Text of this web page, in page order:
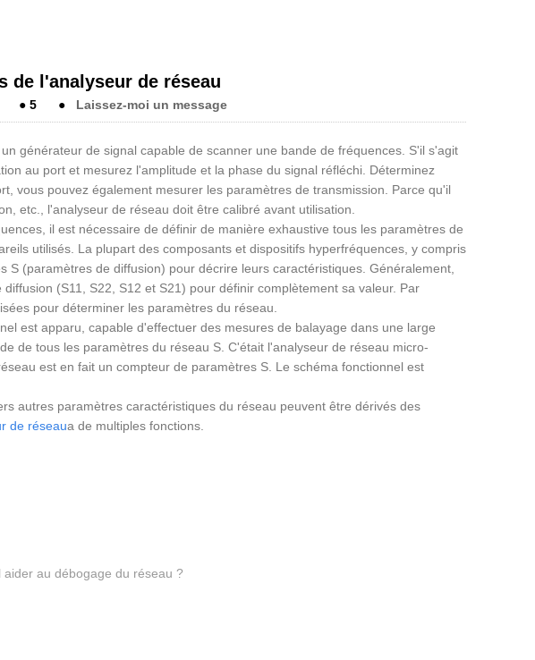
de l'analyseur de réseau
● 5 ● Laissez-moi un message
générateur de signal capable de scanner une bande de fréquences. S'il s'agit
au port et mesurez l'amplitude et la phase du signal réfléchi. Déterminez
vous pouvez également mesurer les paramètres de transmission. Parce qu'il
etc., l'analyseur de réseau doit être calibré avant utilisation.
il est nécessaire de définir de manière exhaustive tous les paramètres de
utilisés. La plupart des composants et dispositifs hyperfréquences, y compris
S (paramètres de diffusion) pour décrire leurs caractéristiques. Généralement,
(S11, S22, S12 et S21) pour définir complètement sa valeur. Par
pour déterminer les paramètres du réseau.
est apparu, capable d'effectuer des mesures de balayage dans une large
de tous les paramètres du réseau S. C'était l'analyseur de réseau micro-
est en fait un compteur de paramètres S. Le schéma fonctionnel est
autres paramètres caractéristiques du réseau peuvent être dérivés des
de réseaua de multiples fonctions.
au débogage du réseau ?